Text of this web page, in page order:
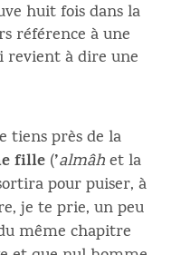
référence à une
revient à dire une
tiens près de la
fille (’almâhet la
pour puiser, à
je te prie, un peu
même chapitre